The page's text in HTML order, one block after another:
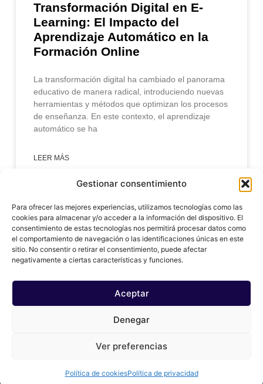
Gestionar consentimiento
Para ofrecer las mejores experiencias, utilizamos tecnologías como las
cookies para almacenar y/o acceder a la información del dispositivo. El
consentimiento de estas tecnologías nos permitirá procesar datos como
el comportamiento de navegación o las identificaciones únicas en este
sitio. No consentir o retirar el consentimiento, puede afectar
negativamente a ciertas características y funciones.
Aceptar
Denegar
Ver preferencias
Política de cookiesPolítica de privacidad
Transformación Digital en E-
Learning: El Impacto del
Aprendizaje Automático en la
Formación Online
La transformación digital ha cambiado el panorama
educativo de manera radical, introduciendo nuevas
herramientas y métodos que optimizan los procesos
de enseñanza. En este contexto, el aprendizaje
automático se ha
LEER MÁS
enero 31, 2025